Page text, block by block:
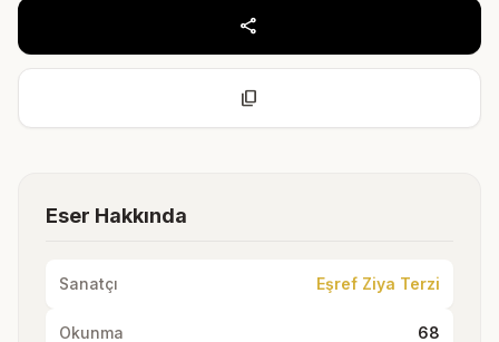
share
content_copy
Eser Hakkında
Sanatçı Eşref Ziya Terzi
Okunma 68